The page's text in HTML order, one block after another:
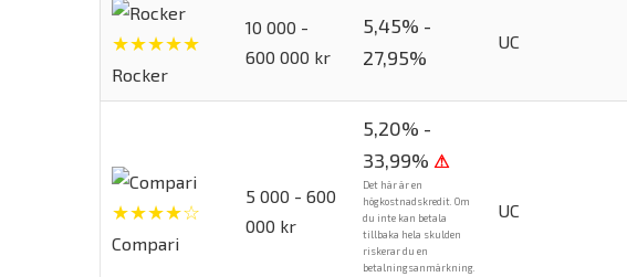
★★★★★
Rocker
10 000 -
600 000 kr
5,45% -
27,95%
UC
★★★★☆
Compari
5 000 - 600
000 kr
5,20% -
33,99% ⚠
Det här är en
högkostnadskredit. Om
du inte kan betala
tillbaka hela skulden
riskerar du en
betalningsanmärkning.
UC